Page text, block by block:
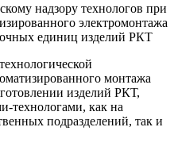
надзору технологов при
электромонтажа
единиц изделий РКТ
монтажа
изделий РКТ,
технологами, как на
подразделений, так и